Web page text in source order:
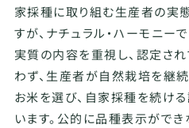
家採種に取り組む生産者の実
すが、ナチュラル・ハーモニー
実質の内容を重視し、認定さ
わず、生産者が自然栽培を継
お米を選び、自家採種を続け
います。公的に品種表示ができ